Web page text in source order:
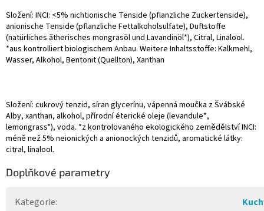
Složení: INCI: <5% nichtionische Tenside (pflanzliche Zuckertenside),
anionische Tenside (pflanzliche Fettalkoholsulfate), Duftstoffe
(natürliches ätherisches mongrasöl und Lavandinöl*), Citral, Linalool.
*aus kontrolliert biologischem Anbau. Weitere Inhaltsstoffe: Kalkmehl,
Wasser, Alkohol, Bentonit (Quellton), Xanthan
Složení: cukrový tenzid, síran glycerínu, vápenná moučka z Švábské
Alby, xanthan, alkohol, přírodní éterické oleje (levandule*,
lemongrass*), voda. *z kontrolovaného ekologického zemědělství INCI:
méně než 5% neionických a anionockých tenzidů, aromatické látky:
citral, linalool.
Doplňkové parametry
Kategorie: